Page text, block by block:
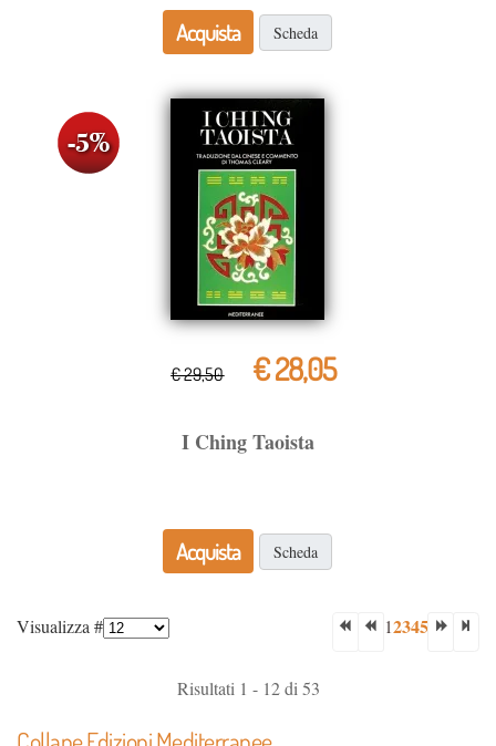
Acquista Scheda
€ 29,50 € 28,05
I Ching Taoista
Acquista Scheda
Visualizza # 12345
Risultati 1 - 12 di 53